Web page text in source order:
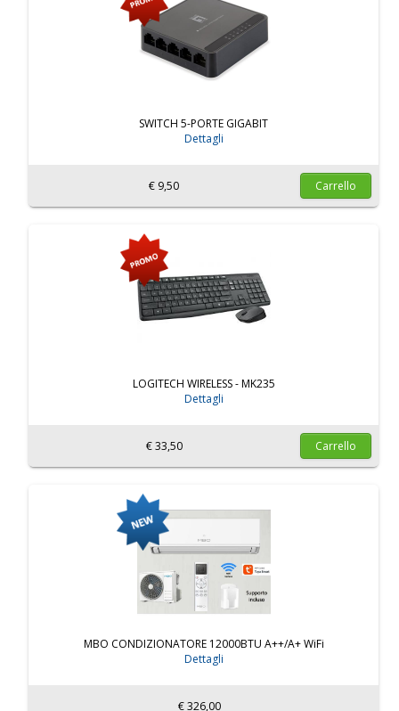
SWITCH 5-PORTE GIGABIT
Dettagli
€ 9,50 Carrello
LOGITECH WIRELESS - MK235
Dettagli
€ 33,50 Carrello
MBO CONDIZIONATORE 12000BTU A++/A+ WiFi
Dettagli
€ 326,00